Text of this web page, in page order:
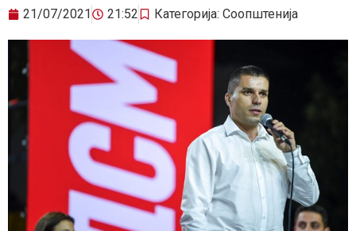
21/07/2021 21:52 Категорија: Соопштенија